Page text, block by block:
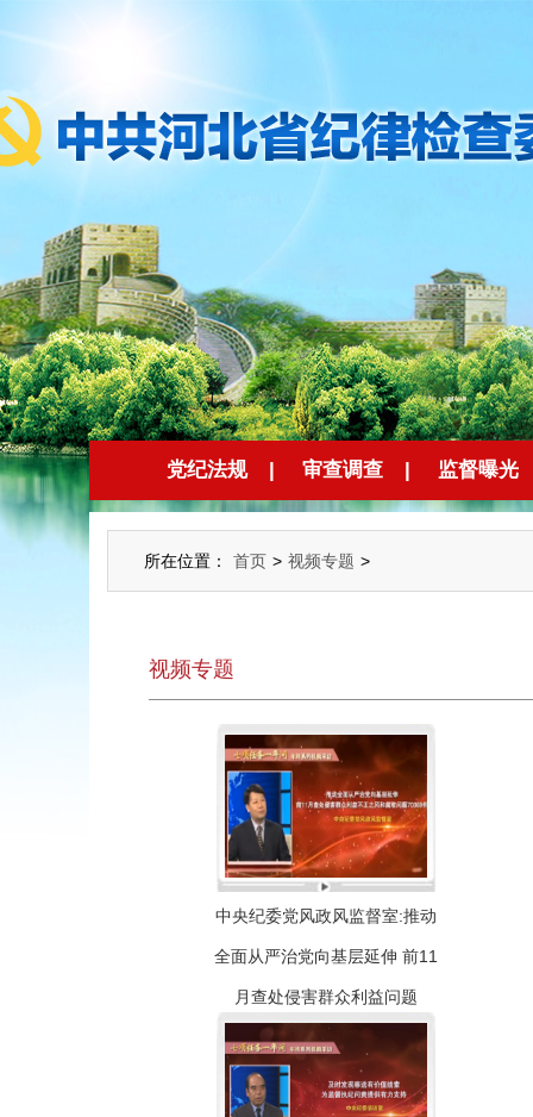
党纪法规 | 审查调查 | 监督曝光
所在位置： 首页 > 视频专题 >
视频专题
中央纪委党风政风监督室:推动
全面从严治党向基层延伸 前11
月查处侵害群众利益问题
70369件